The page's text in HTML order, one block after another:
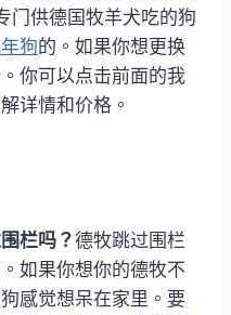
门供德国牧羊犬吃的狗
狗的。如果你想更换
你可以点击前面的我
详情和价格。
栏吗？德牧跳过围栏
如果你想你的德牧不
感觉想呆在家里。要